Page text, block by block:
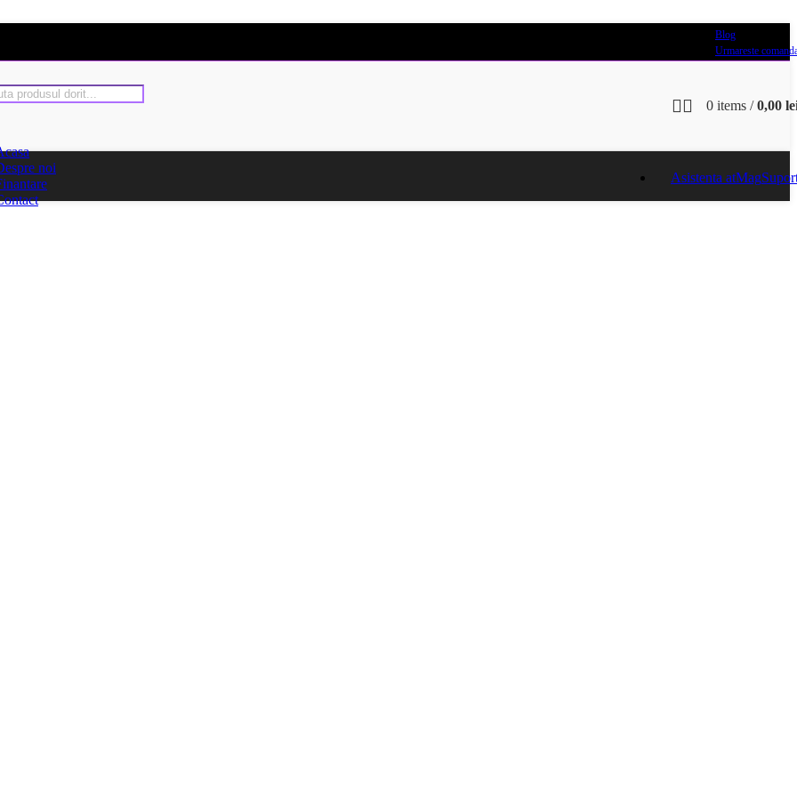
Blog
Urmareste
0 items / 0,00
noi
Asistenta atMag